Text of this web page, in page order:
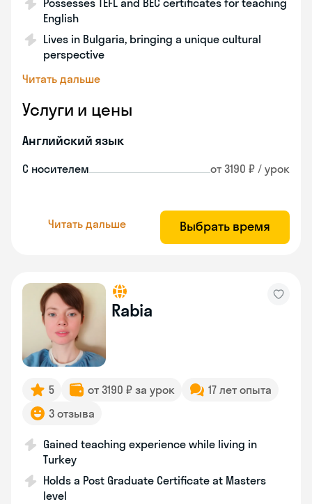
Possesses TEFL and BEC certificates for teaching
English
Lives in Bulgaria, bringing a unique cultural
perspective
Читать дальше
Услуги и цены
Английский язык
С носителем от 3190 ₽ / урок
Читать дальше Выбрать время
Rabia
5 от 3190 ₽ за урок
17 лет опыта
3 отзыва
Gained teaching experience while living in
Turkey
Holds a Post Graduate Certificate at Masters
level